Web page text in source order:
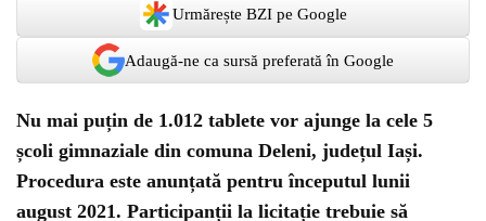
Urmărește BZI pe Google
Adaugă-ne ca sursă preferată în Google
Nu mai puțin de 1.012 tablete vor ajunge la cele 5
școli gimnaziale din comuna Deleni, județul Iași.
Procedura este anunțată pentru începutul lunii
august 2021. Participanții la licitație trebuie să